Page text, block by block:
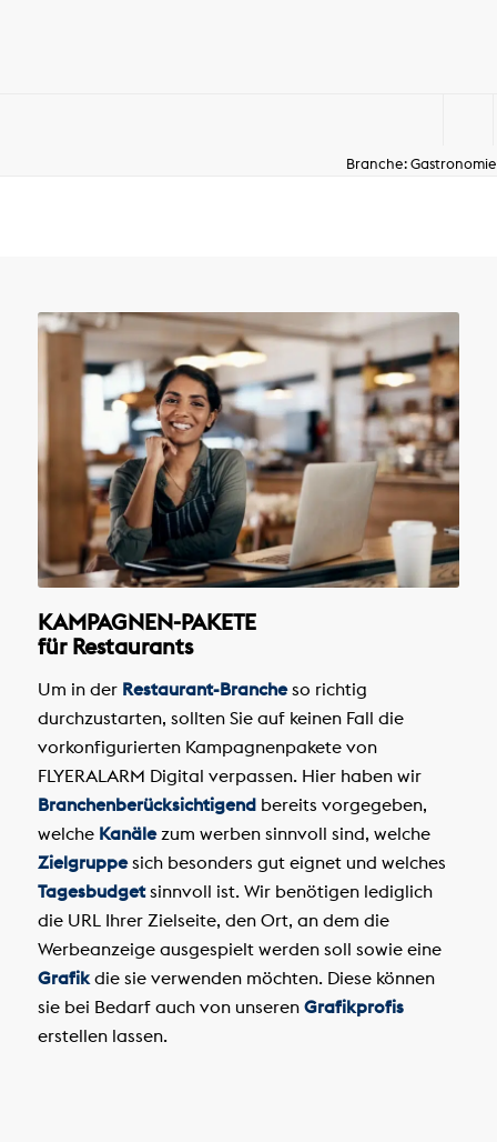
Branche: Gastronomie
KAMPAGNEN-PAKETE
für Restaurants
Um in der Restaurant-Brancheso richtig
durchzustarten, sollten Sie auf keinen Fall die
vorkonfigurierten Kampagnenpakete von
FLYERALARM Digital verpassen. Hier haben wir
Branchenberücksichtigendbereits vorgegeben,
welche Kanälezum werben sinnvoll sind, welche
Zielgruppesich besonders gut eignet und welches
Tagesbudgetsinnvoll ist. Wir benötigen lediglich
die URL Ihrer Zielseite, den Ort, an dem die
Werbeanzeige ausgespielt werden soll sowie eine
Grafikdie sie verwenden möchten. Diese können
sie bei Bedarf auch von unseren Grafikprofis
erstellen lassen.